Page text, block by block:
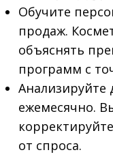
Обучите
продаж.
объяснять
программ с
Анализируйте
ежемесячно.
от спроса.